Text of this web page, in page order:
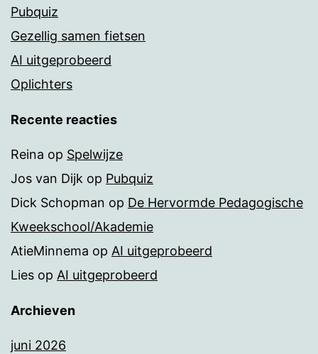
Pubquiz
Gezellig samen fietsen
AI uitgeprobeerd
Oplichters
Recente reacties
Reina op Spelwijze
Jos van Dijk op Pubquiz
Dick Schopman op De Hervormde Pedagogische
Kweekschool/Akademie
AtieMinnema op AI uitgeprobeerd
Lies op AI uitgeprobeerd
Archieven
juni 2026